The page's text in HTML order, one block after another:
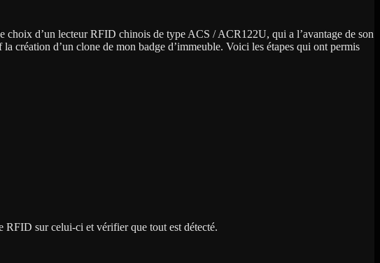
choix d’un lecteur RFID chinois de type ACS / ACR122U, qui a l’avantage de son
création d’un clone de mon badge d’immeuble. Voici les étapes qui ont permis
RFID sur celui-ci et vérifier que tout est détecté.